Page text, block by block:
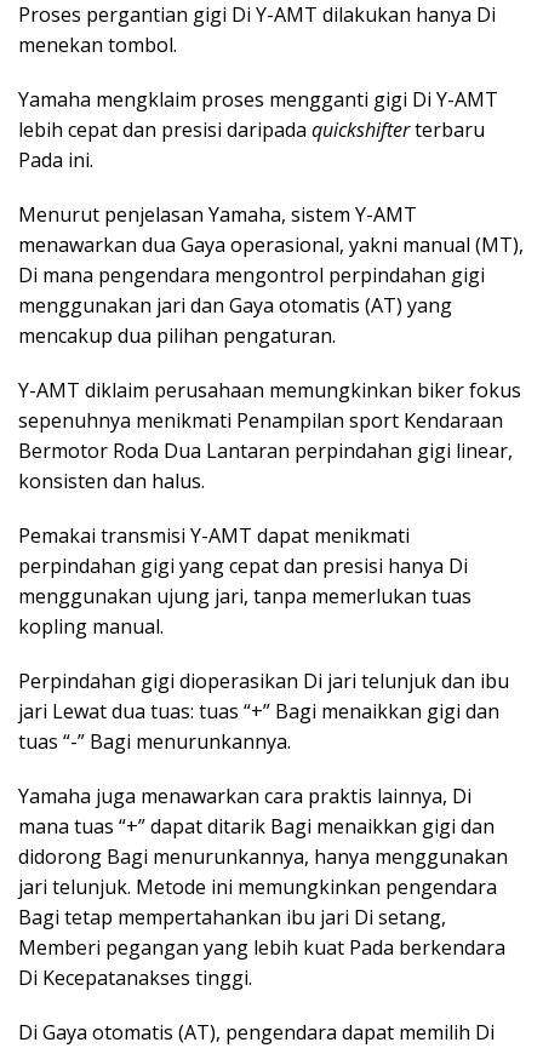
Proses pergantian gigi Di Y-AMT dilakukan hanya Di
menekan tombol.
Yamaha mengklaim proses mengganti gigi Di Y-AMT
lebih cepat dan presisi daripada quickshifterterbaru
Pada ini.
Menurut penjelasan Yamaha, sistem Y-AMT
menawarkan dua Gaya operasional, yakni manual (MT),
Di mana pengendara mengontrol perpindahan gigi
menggunakan jari dan Gaya otomatis (AT) yang
mencakup dua pilihan pengaturan.
Y-AMT diklaim perusahaan memungkinkan biker fokus
sepenuhnya menikmati Penampilan sport Kendaraan
Bermotor Roda Dua Lantaran perpindahan gigi linear,
konsisten dan halus.
Pemakai transmisi Y-AMT dapat menikmati
perpindahan gigi yang cepat dan presisi hanya Di
menggunakan ujung jari, tanpa memerlukan tuas
kopling manual.
Perpindahan gigi dioperasikan Di jari telunjuk dan ibu
jari Lewat dua tuas: tuas “+” Bagi menaikkan gigi dan
tuas “-” Bagi menurunkannya.
Yamaha juga menawarkan cara praktis lainnya, Di
mana tuas “+” dapat ditarik Bagi menaikkan gigi dan
didorong Bagi menurunkannya, hanya menggunakan
jari telunjuk. Metode ini memungkinkan pengendara
Bagi tetap mempertahankan ibu jari Di setang,
Memberi pegangan yang lebih kuat Pada berkendara
Di Kecepatanakses tinggi.
Di Gaya otomatis (AT), pengendara dapat memilih Di